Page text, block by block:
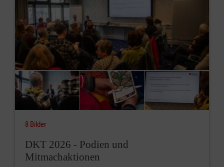
8 Bilder
DKT 2026 - Podien und
Mitmachaktionen